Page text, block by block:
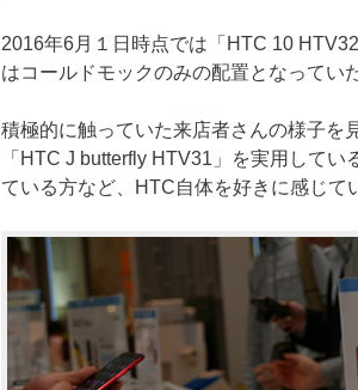
2016年6月１日時点では「HTC 10
はコールドモックのみの配置となっていた
積極的に触っていた来店者さんの様子を
「HTC J butterfly HTV31」を実用して
ている方など、HTC自体を好きに感じて